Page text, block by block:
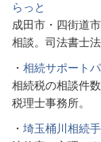
らっと
成田市・四街道
相談。司法書士法
・ 相続サポート
相続税の相談件
税理士事務所。
・ 埼玉桶川相続